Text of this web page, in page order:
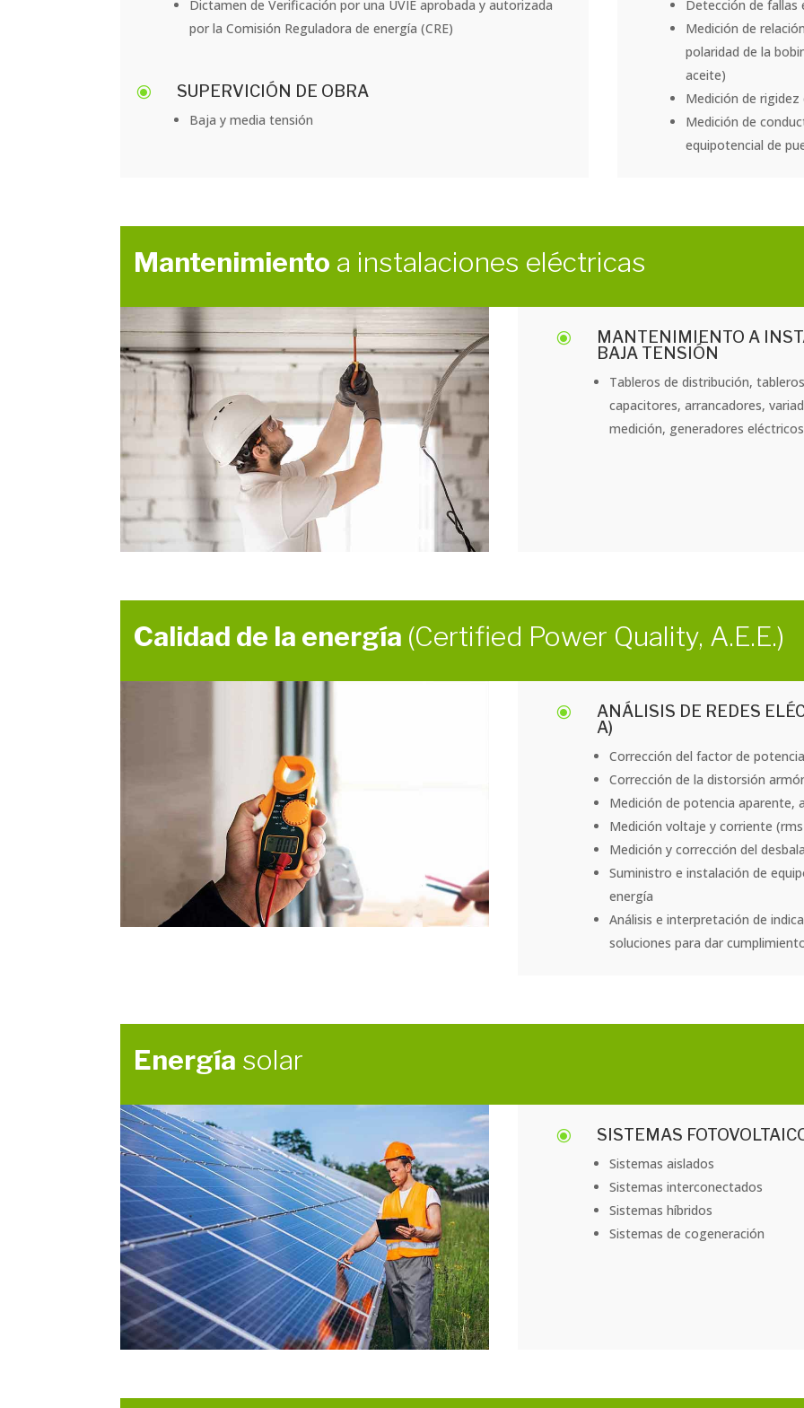
Dictamen de Verificación por una UVIE aprobada y autorizada
por la Comisión Reguladora de energía (CRE)
\ SUPERVICIÓN DE OBRA
Baja y media tensión
Detección de fallas
Medición de
polaridad de la
aceite)
Medición de
Medición de
equipotencial de
Mantenimiento a instalaciones eléctricas
\
MANTENIMIENTO A
BAJA TENSIÓN
Tableros de distribución,
capacitores, arrancadores,
medición, generadores eléctricos
Calidad de la energía (Certified Power Quality, A.E.E.)
\
ANÁLISIS DE REDES
A)
Corrección del factor de
Corrección de la distorsión
Medición de potencia aparente,
Medición voltaje y corriente
Medición y corrección del
Suministro e instalación de
energía
Análisis e interpretación de
soluciones para dar
Energía solar
\ SISTEMAS
Sistemas aislados
Sistemas interconectados
Sistemas híbridos
Sistemas de cogeneración